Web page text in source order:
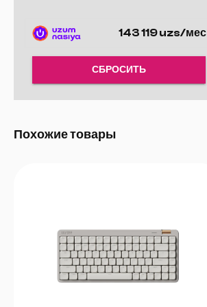
143 119 uzs/мес
СБРОСИТЬ
Похожие товары